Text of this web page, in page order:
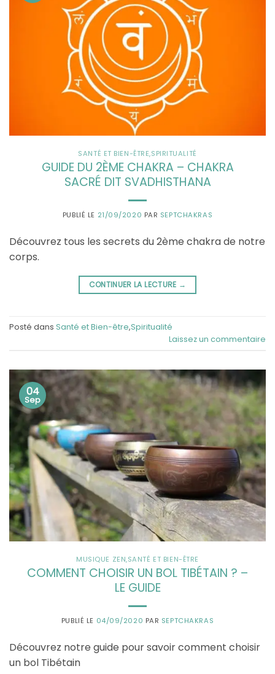
SANTÉ ET BIEN-ÊTRE,SPIRITUALITÉ
GUIDE DU 2ÈME CHAKRA – CHAKRA
SACRÉ DIT SVADHISTHANA
PUBLIÉ LE 21/09/2020 PAR SEPTCHAKRAS
Découvrez tous les secrets du 2ème chakra de notre
corps.
CONTINUER LA LECTURE →
Posté dans Santé et Bien-être,Spiritualité
Laissez un commentaire
04
Sep
MUSIQUE ZEN,SANTÉ ET BIEN-ÊTRE
COMMENT CHOISIR UN BOL TIBÉTAIN ? –
LE GUIDE
PUBLIÉ LE 04/09/2020 PAR SEPTCHAKRAS
Découvrez notre guide pour savoir comment choisir
un bol Tibétain